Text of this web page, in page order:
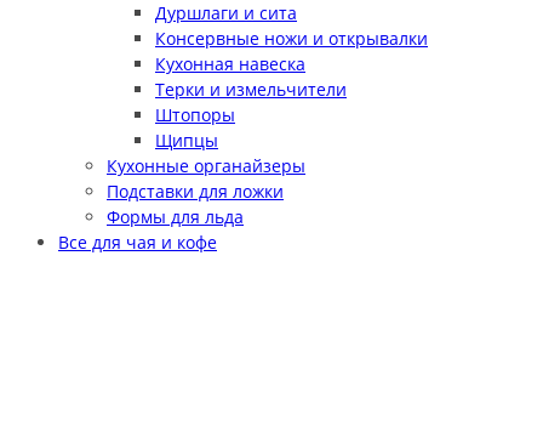
Дуршлаги и сита
Консервные ножи и открывалки
Кухонная навеска
Терки и измельчители
Штопоры
Щипцы
Кухонные органайзеры
Подставки для ложки
Формы для льда
Все для чая и кофе